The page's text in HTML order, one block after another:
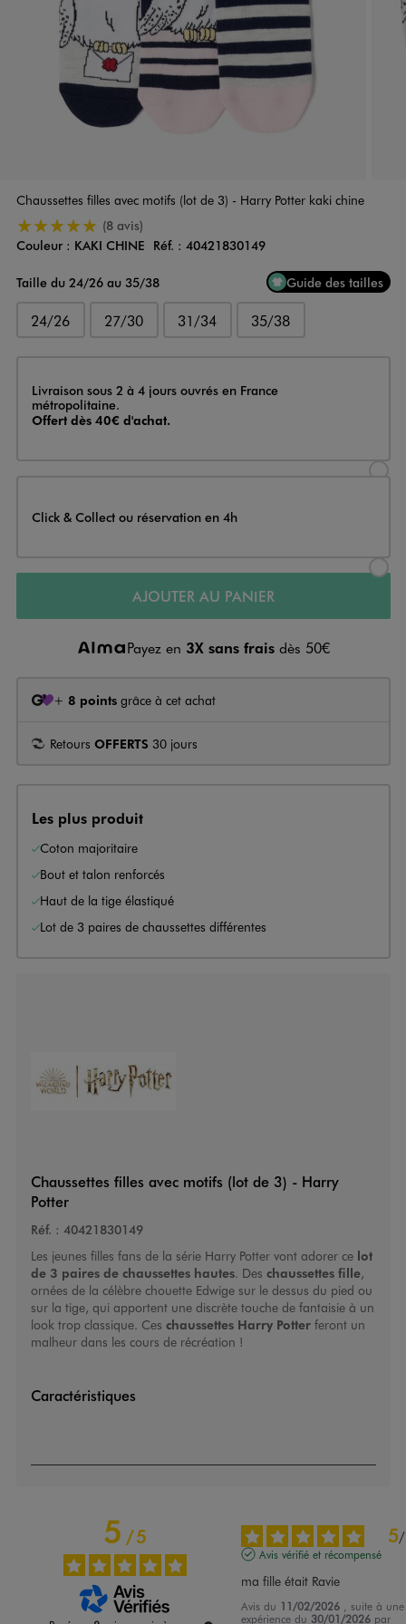
Chaussettes filles avec motifs (lot de 3) - Harry Potter kaki chine
5/5 de moyenne(8 avis)
Couleur
Couleur : KAKI CHINE Réf. : 40421830149
Taille du 24/26 au 35/38
Guide des tailles
24/26 27/30 31/34 35/38
Livraison
Livraison sous 2 à 4 jours ouvrés en France
métropolitaine.
Offert dès 40€ d'achat.
Click & Collect ou réservation en 4h
AJOUTER AU PANIER
Payez en 3X sans frais dès 50€
+ 8 points grâce à cet achat
Retours OFFERTS 30 jours
Les plus produit
Coton majoritaire
Bout et talon renforcés
Haut de la tige élastiqué
Lot de 3 paires de chaussettes différentes
Chaussettes filles avec motifs (lot de 3) - Harry
Potter
Réf. : 40421830149
Les jeunes filles fans de la série Harry Potter vont adorer ce lot
de 3 paires de chaussettes hautes. Des chaussettes fille,
ornées de la célèbre chouette Edwige sur le dessus du pied ou
sur la tige, qui apportent une discrète touche de fantaisie à un
look trop classique. Ces chaussettes Harry Potterferont un
malheur dans les cours de récréation !
Caractéristiques
5/5 5/
Avis vérifié et récompensé
ma fille était Ravie
Avis du 11/02/2026 , suite à une
expérience du 30/01/2026 par